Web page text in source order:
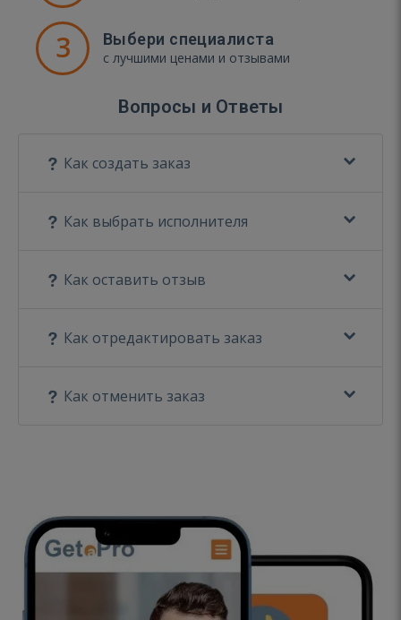
3 Выбери специалиста
с лучшими ценами и отзывами
Вопросы и Ответы
Как создать заказ
Как выбрать исполнителя
Как оставить отзыв
Как отредактировать заказ
Как отменить заказ